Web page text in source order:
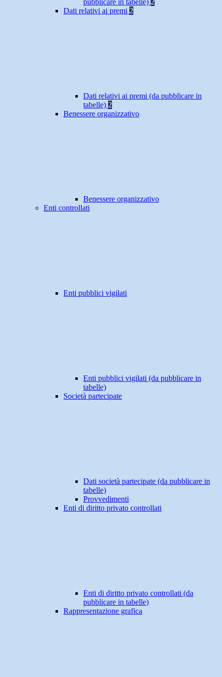
pubblicare in tabelle) 2
Dati relativi ai premi 2
Dati relativi ai premi (da pubblicare in
tabelle) 2
Benessere organizzativo
Benessere organizzativo
Enti controllati
Enti pubblici vigilati
Enti pubblici vigilati (da pubblicare in
tabelle)
Società partecipate
Dati società partecipate (da pubblicare in
tabelle)
Provvedimenti
Enti di diritto privato controllati
Enti di diritto privato controllati (da
pubblicare in tabelle)
Rappresentazione grafica